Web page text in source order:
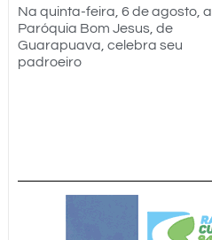
Na quinta-feira, 6 de agosto, a
Paróquia Bom Jesus, de
Guarapuava, celebra seu
padroeiro